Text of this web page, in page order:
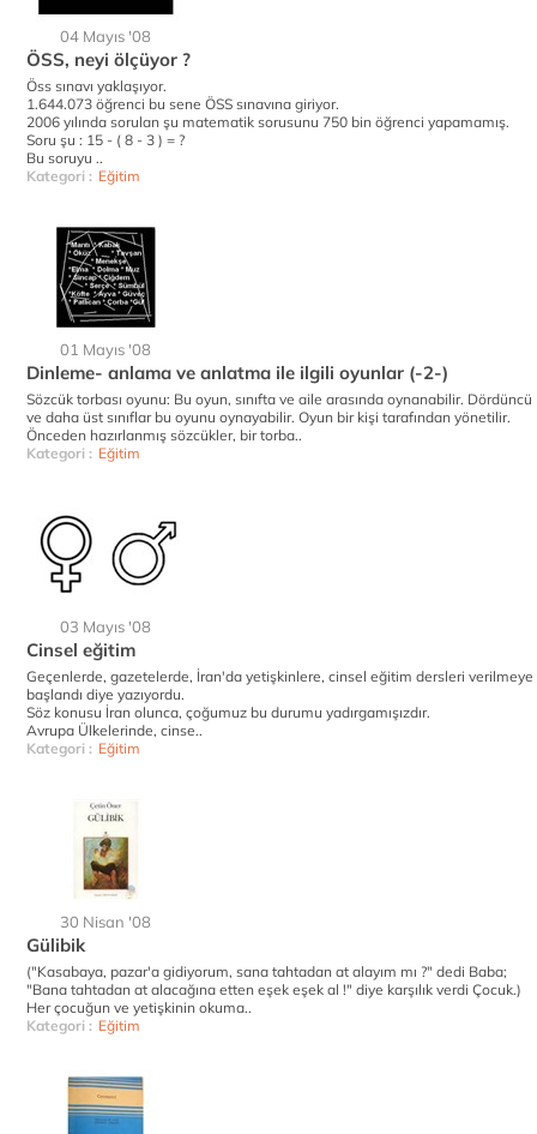
04 Mayıs '08
ÖSS, neyi ölçüyor ?
Öss sınavı yaklaşıyor.
1.644.073 öğrenci bu sene ÖSS sınavına giriyor.
2006 yılında sorulan şu matematik sorusunu 750 bin öğrenci yapamamış.
Soru şu : 15 - ( 8 - 3 ) = ?
Bu soruyu ..
Kategori : Eğitim
01 Mayıs '08
Dinleme- anlama ve anlatma ile ilgili oyunlar (-2-)
Sözcük torbası oyunu: Bu oyun, sınıfta ve aile arasında oynanabilir. Dördüncü
ve daha üst sınıflar bu oyunu oynayabilir. Oyun bir kişi tarafından yönetilir.
Önceden hazırlanmış sözcükler, bir torba..
Kategori : Eğitim
03 Mayıs '08
Cinsel eğitim
Geçenlerde, gazetelerde, İran'da yetişkinlere, cinsel eğitim dersleri verilmeye
başlandı diye yazıyordu.
Söz konusu İran olunca, çoğumuz bu durumu yadırgamışızdır.
Avrupa Ülkelerinde, cinse..
Kategori : Eğitim
30 Nisan '08
Gülibik
("Kasabaya, pazar'a gidiyorum, sana tahtadan at alayım mı ?" dedi Baba;
"Bana tahtadan at alacağına etten eşek eşek al !" diye karşılık verdi Çocuk.)
Her çocuğun ve yetişkinin okuma..
Kategori : Eğitim